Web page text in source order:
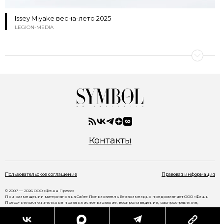
Issey Miyake весна-лето 2025
LEGION-MEDIA
Контакты
Пользовательское соглашение Правовая информация
© 2007 — 2026 ООО «Фэшн Пресс»
При размещении материалов на Сайте Пользователь безвозмездно предоставляет ООО «Фэшн
Пресс» неисключительные права на использование, воспроизведение, распространение,
создание производных произведений, а также на демонстрацию материалов и доведение их до
www.thesymbol.ru